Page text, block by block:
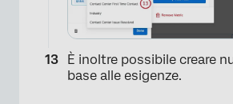
È inoltre possibile creare
base alle esigenze.